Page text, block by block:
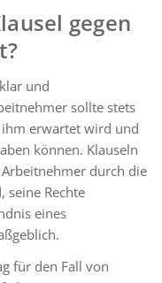
gegen
und
sollte stets
ihm erwartet wird und
können. Klauseln
durch die
seine Rechte
eines
für den Fall von